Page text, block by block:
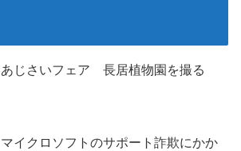
あじさいフェア 長居植物園を撮る
マイクロソフトのサポート詐欺にかか